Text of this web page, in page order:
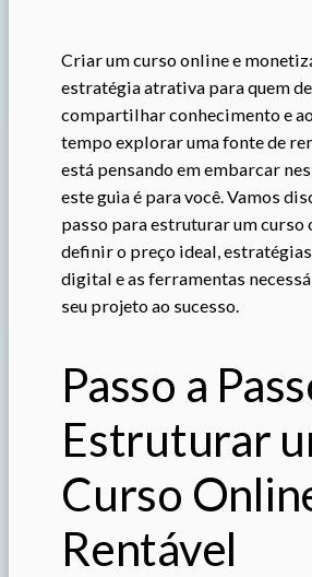
Criar um curso online e
estratégia atrativa para quem
compartilhar conhecimento e
tempo explorar uma fonte de
está pensando em embarcar
este guia é para você. Vamos
passo para estruturar um curso
definir o preço ideal,
digital e as ferramentas
seu projeto ao sucesso.
Passo a
Estruturar
Curso
Rentável